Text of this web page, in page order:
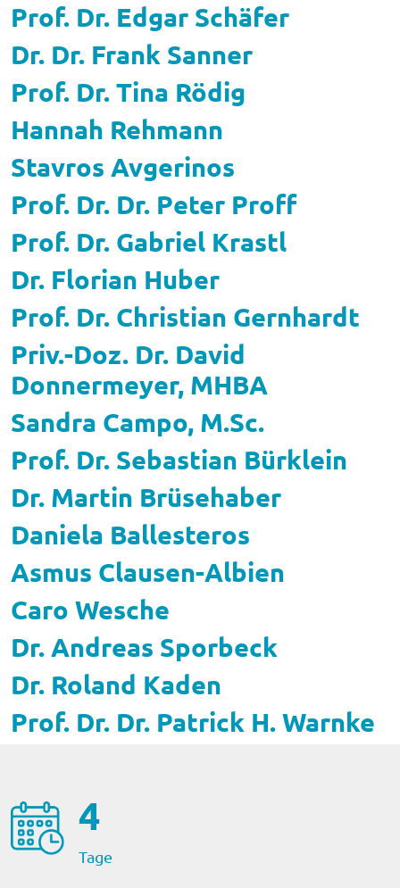
Prof. Dr. Edgar Schäfer
Dr. Dr. Frank Sanner
Prof. Dr. Tina Rödig
Hannah Rehmann
Stavros Avgerinos
Prof. Dr. Dr. Peter Proff
Prof. Dr. Gabriel Krastl
Dr. Florian Huber
Prof. Dr. Christian Gernhardt
Priv.-Doz. Dr. David
Donnermeyer, MHBA
Sandra Campo, M.Sc.
Prof. Dr. Sebastian Bürklein
Dr. Martin Brüsehaber
Daniela Ballesteros
Asmus Clausen-Albien
Caro Wesche
Dr. Andreas Sporbeck
Dr. Roland Kaden
Prof. Dr. Dr. Patrick H. Warnke
4
Tage